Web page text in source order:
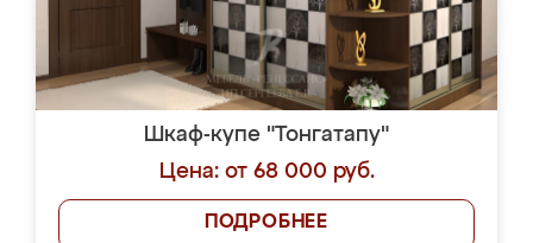
Шкаф-купе "Тонгатапу"
Цена: от 68 000 руб.
ПОДРОБНЕЕ